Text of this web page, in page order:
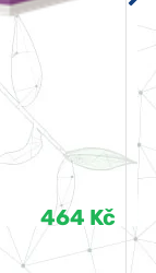
464 Kč